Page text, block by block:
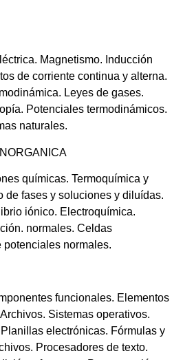
Magnetismo. Inducción
de corriente continua y alterna.
Leyes de gases.
Potenciales termodinámicos.
naturales.
químicas. Termoquímica y
de fases y soluciones y diluídas.
iónico. Electroquímica.
normales. Celdas
normales.
funcionales. Elementos
Sistemas operativos.
electrónicas. Fórmulas y
Procesadores de texto.